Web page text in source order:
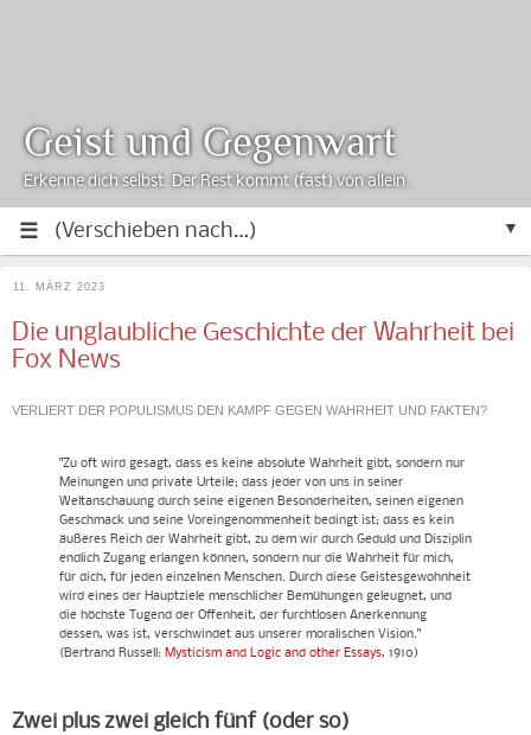
▼
Geist und Gegenwart
Erkenne dich selbst. Der Rest kommt (fast) von allein.
11. MÄRZ 2023
Die unglaubliche Geschichte der Wahrheit bei
Fox News
VERLIERT DER POPULISMUS DEN KAMPF GEGEN WAHRHEIT UND FAKTEN?
"Zu oft wird gesagt, dass es keine absolute Wahrheit gibt, sondern nur
Meinungen und private Urteile; dass jeder von uns in seiner
Weltanschauung durch seine eigenen Besonderheiten, seinen eigenen
Geschmack und seine Voreingenommenheit bedingt ist; dass es kein
äußeres Reich der Wahrheit gibt, zu dem wir durch Geduld und Disziplin
endlich Zugang erlangen können, sondern nur die Wahrheit für mich,
für dich, für jeden einzelnen Menschen. Durch diese Geistesgewohnheit
wird eines der Hauptziele menschlicher Bemühungen geleugnet, und
die höchste Tugend der Offenheit, der furchtlosen Anerkennung
dessen, was ist, verschwindet aus unserer moralischen Vision."
(Bertrand Russell: Mysticism and Logic and other Essays, 1910)
Zwei plus zwei gleich fünf (oder so)